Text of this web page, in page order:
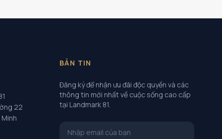
22
Minh
BẢN TIN
Đăng ký để nhận ưu đãi độc quyền và các
thông tin mới nhất về cuộc sống cao cấp
tại Landmark 81.